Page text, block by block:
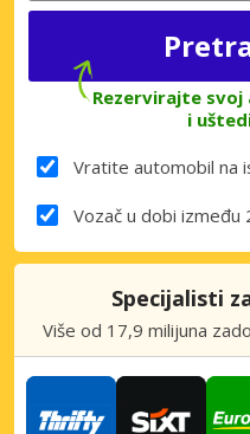
Rezervirajte
i
Vratite automobil na
Vozač u dobi između
Specijalisti
Više od 17,9 milijuna